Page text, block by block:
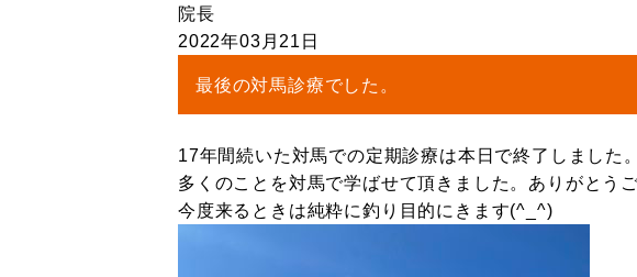
院長
2022年03月21日
最後の対馬診療でした。
17年間続いた対馬での定期診療は本日で終了しました。
多くのことを対馬で学ばせて頂きました。ありがとう
今度来るときは純粋に釣り目的にきます(^_^)